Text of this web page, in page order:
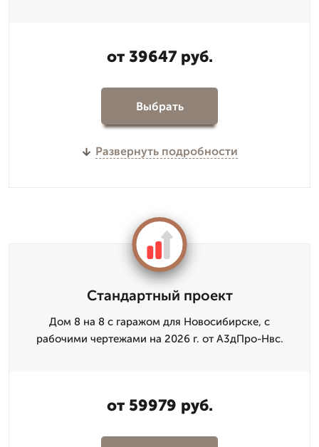
от 39647 руб.
Выбрать
Развернуть подробности
Стандартный проект
Дом 8 на 8 с гаражом для Новосибирске, с
рабочими чертежами на 2026 г. от А3дПро-Нвс.
от 59979 руб.